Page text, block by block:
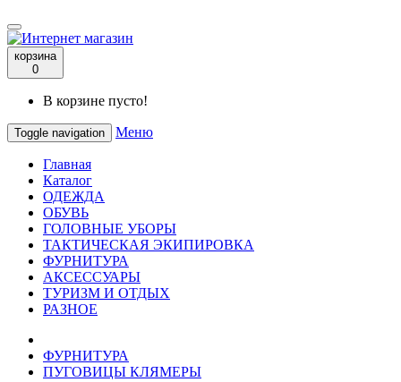
корзина
0
В корзине пусто!
Toggle navigation Меню
Главная
Каталог
ОДЕЖДА
ОБУВЬ
ГОЛОВНЫЕ УБОРЫ
ТАКТИЧЕСКАЯ ЭКИПИРОВКА
ФУРНИТУРА
АКСЕССУАРЫ
ТУРИЗМ И ОТДЫХ
РАЗНОЕ
ФУРНИТУРА
ПУГОВИЦЫ КЛЯМЕРЫ